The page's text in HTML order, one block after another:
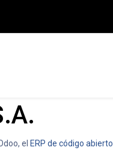
el ERP de código abierto